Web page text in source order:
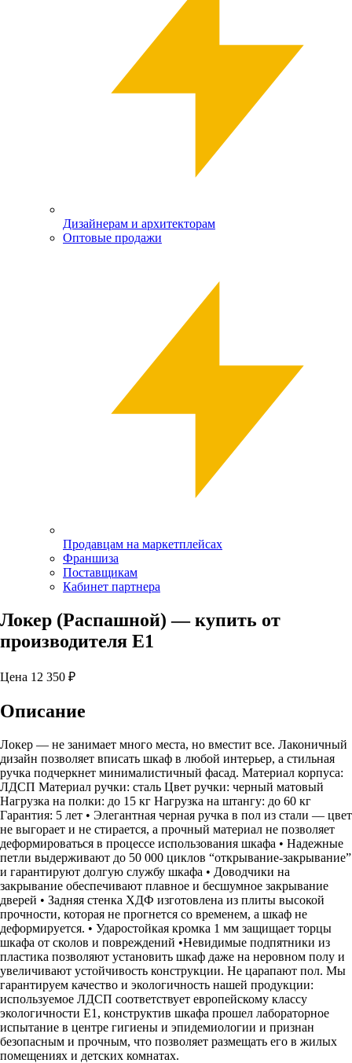
Дизайнерам и архитекторам
Оптовые продажи
Продавцам на маркетплейсах
Франшиза
Поставщикам
Кабинет партнера
Локер (Распашной) — купить от
производителя Е1
Цена 12 350 ₽
Описание
Локер — не занимает много места, но вместит все. Лаконичный
дизайн позволяет вписать шкаф в любой интерьер, а стильная
ручка подчеркнет минималистичный фасад. Материал корпуса:
ЛДСП Материал ручки: сталь Цвет ручки: черный матовый
Нагрузка на полки: до 15 кг Нагрузка на штангу: до 60 кг
Гарантия: 5 лет • Элегантная черная ручка в пол из стали — цвет
не выгорает и не стирается, а прочный материал не позволяет
деформироваться в процессе использования шкафа • Надежные
петли выдерживают до 50 000 циклов “открывание-закрывание”
и гарантируют долгую службу шкафа • Доводчики на
закрывание обеспечивают плавное и бесшумное закрывание
дверей • Задняя стенка ХДФ изготовлена из плиты высокой
прочности, которая не прогнется со временем, а шкаф не
деформируется. • Ударостойкая кромка 1 мм защищает торцы
шкафа от сколов и повреждений •Невидимые подпятники из
пластика позволяют установить шкаф даже на неровном полу и
увеличивают устойчивость конструкции. Не царапают пол. Мы
гарантируем качество и экологичность нашей продукции:
используемое ЛДСП соответствует европейскому классу
экологичности Е1, конструктив шкафа прошел лабораторное
испытание в центре гигиены и эпидемиологии и признан
безопасным и прочным, что позволяет размещать его в жилых
помещениях и детских комнатах.